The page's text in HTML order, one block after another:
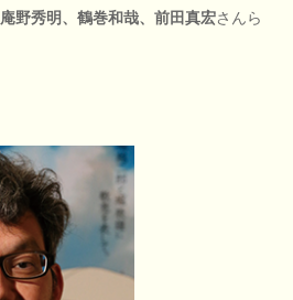
庵野秀明、鶴巻和哉、前田真宏さんら